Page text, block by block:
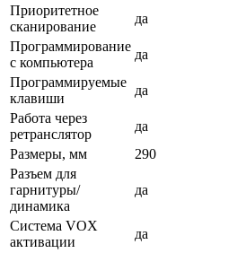
Приоритетное
сканирование
да
Программирование
с компьютера
да
Программируемые
клавиши
да
Работа через
ретранслятор
да
Размеры, мм
290
Разъем для
гарнитуры/
динамика
да
Система VOX
активации
да